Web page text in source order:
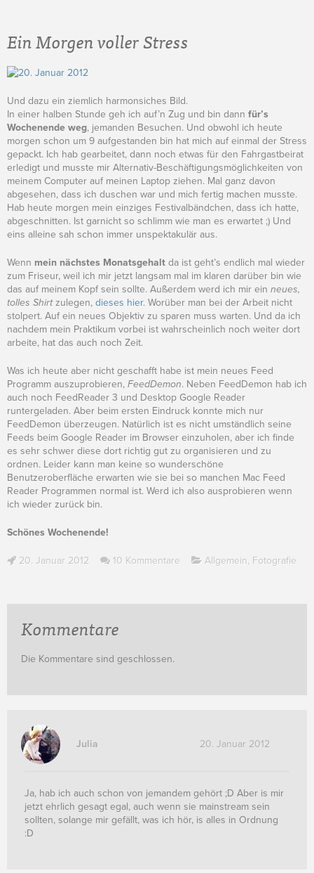
Ein Morgen voller Stress
Und dazu ein ziemlich harmonsiches Bild.
In einer halben Stunde geh ich auf’n Zug und bin dann für’s
Wochenende weg, jemanden Besuchen. Und obwohl ich heute
morgen schon um 9 aufgestanden bin hat mich auf einmal der Stress
gepackt. Ich hab gearbeitet, dann noch etwas für den Fahrgastbeirat
erledigt und musste mir Alternativ-Beschäftigungsmöglichkeiten von
meinem Computer auf meinen Laptop ziehen. Mal ganz davon
abgesehen, dass ich duschen war und mich fertig machen musste.
Hab heute morgen mein einziges Festivalbändchen, dass ich hatte,
abgeschnitten. Ist garnicht so schlimm wie man es erwartet ;) Und
eins alleine sah schon immer unspektakulär aus.
Wenn mein nächstes Monatsgehalt da ist geht’s endlich mal wieder
zum Friseur, weil ich mir jetzt langsam mal im klaren darüber bin wie
das auf meinem Kopf sein sollte. Außerdem werd ich mir ein neues,
tolles Shirtzulegen, dieses hier. Worüber man bei der Arbeit nicht
stolpert. Auf ein neues Objektiv zu sparen muss warten. Und da ich
nachdem mein Praktikum vorbei ist wahrscheinlich noch weiter dort
arbeite, hat das auch noch Zeit.
Was ich heute aber nicht geschafft habe ist mein neues Feed
Programm auszuprobieren, FeedDemon. Neben FeedDemon hab ich
auch noch FeedReader 3 und Desktop Google Reader
runtergeladen. Aber beim ersten Eindruck konnte mich nur
FeedDemon überzeugen. Natürlich ist es nicht umständlich seine
Feeds beim Google Reader im Browser einzuholen, aber ich finde
es sehr schwer diese dort richtig gut zu organisieren und zu
ordnen. Leider kann man keine so wunderschöne
Benutzeroberfläche erwarten wie sie bei so manchen Mac Feed
Reader Programmen normal ist. Werd ich also ausprobieren wenn
ich wieder zurück bin.
Schönes Wochenende!
20. Januar 2012 10 Kommentare Allgemein, Fotografie
Kommentare
Die Kommentare sind geschlossen.
Julia 20. Januar 2012
Ja, hab ich auch schon von jemandem gehört ;D Aber is mir
jetzt ehrlich gesagt egal, auch wenn sie mainstream sein
sollten, solange mir gefällt, was ich hör, is alles in Ordnung
:D